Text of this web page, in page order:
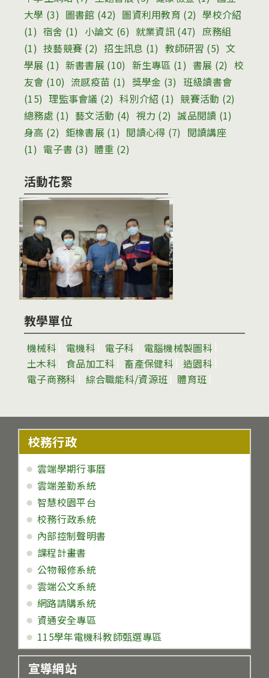
大學 (3) 圖書館 (42) 圖資利用教育 (2) 學校介紹
(1) 宿舍 (1) 小論文 (6) 就業資訊 (47) 庶務組
(1) 技藝競賽 (2) 招生訊息 (1) 教師研習 (5) 文
學展 (1) 新書書展 (10) 新生專區 (1) 書展 (2) 校
友會 (10) 流感疫苗 (1) 獎學金 (3) 班級讀書會
(15) 理監事會議 (2) 科別介紹 (1) 競賽活動 (2)
總務處 (1) 藝文活動 (4) 視力 (2) 誠品閱讀 (1)
身高 (2) 鉅橡書展 (1) 閱讀心得 (7) 閱讀講座
(1) 電子書 (3) 體重 (2)
活動花絮
教學單位
機械科 電機科 電子科
電腦機械製圖科
土木科
食品加工科 畜產保健科
造園科
電子商務科
綜合職能科/資源班 體育班
校務行政
雲端學期行事曆
雲端差勤系統
智慧校園平台
校務行政系統
內部控制聲明書
課程計畫書
公物報修系統
雲端公文系統
網路請購系統
資通安全專區
115學年電機科教師甄選專區
宣導網站